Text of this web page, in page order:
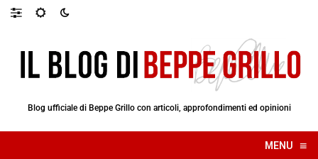
Blog ufficiale di Beppe Grillo con articoli, approfondimenti ed opinioni
MENU ≡
☰